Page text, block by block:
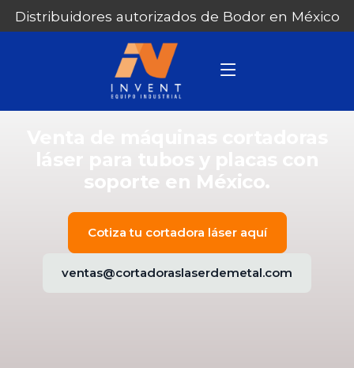
Distribuidores autorizados de Bodor en México
soporte en México.
Cotiza tu cortadora láser aquí
ventas@cortadoraslaserdemetal.com